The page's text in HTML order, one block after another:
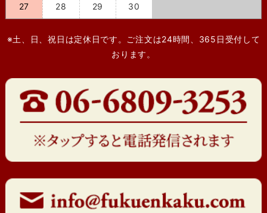
27 28 29 30
※土、日、祝日は定休日です。ご注文は24時間、365日受付して
おります。